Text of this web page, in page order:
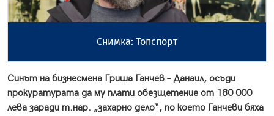
Снимка: Топспорт
Синът на бизнесмена Гриша Ганчев – Данаил, осъди
прокуратурата да му плати обезщетение от 180 000
лева заради т.нар. „захарно дело“, по което Ганчеви бяха